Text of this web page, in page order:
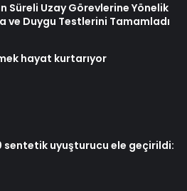
Süreli Uzay Görevlerine Yönelik
ve Duygu Testlerini Tamamladı
hayat kurtarıyor
sentetik uyuşturucu ele geçirildi: